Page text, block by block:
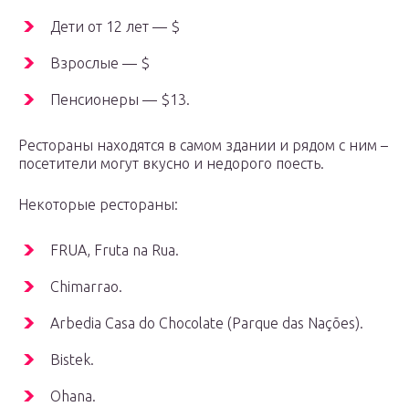
Дети от 12 лет — $
Взрослые — $
Пенсионеры — $13.
Рестораны находятся в самом здании и рядом с ним –
посетители могут вкусно и недорого поесть.
Некоторые рестораны:
FRUA, Fruta na Rua.
Chimarrao.
Arbedia Casa do Chocolate (Parque das Nações).
Bistek.
Ohana.